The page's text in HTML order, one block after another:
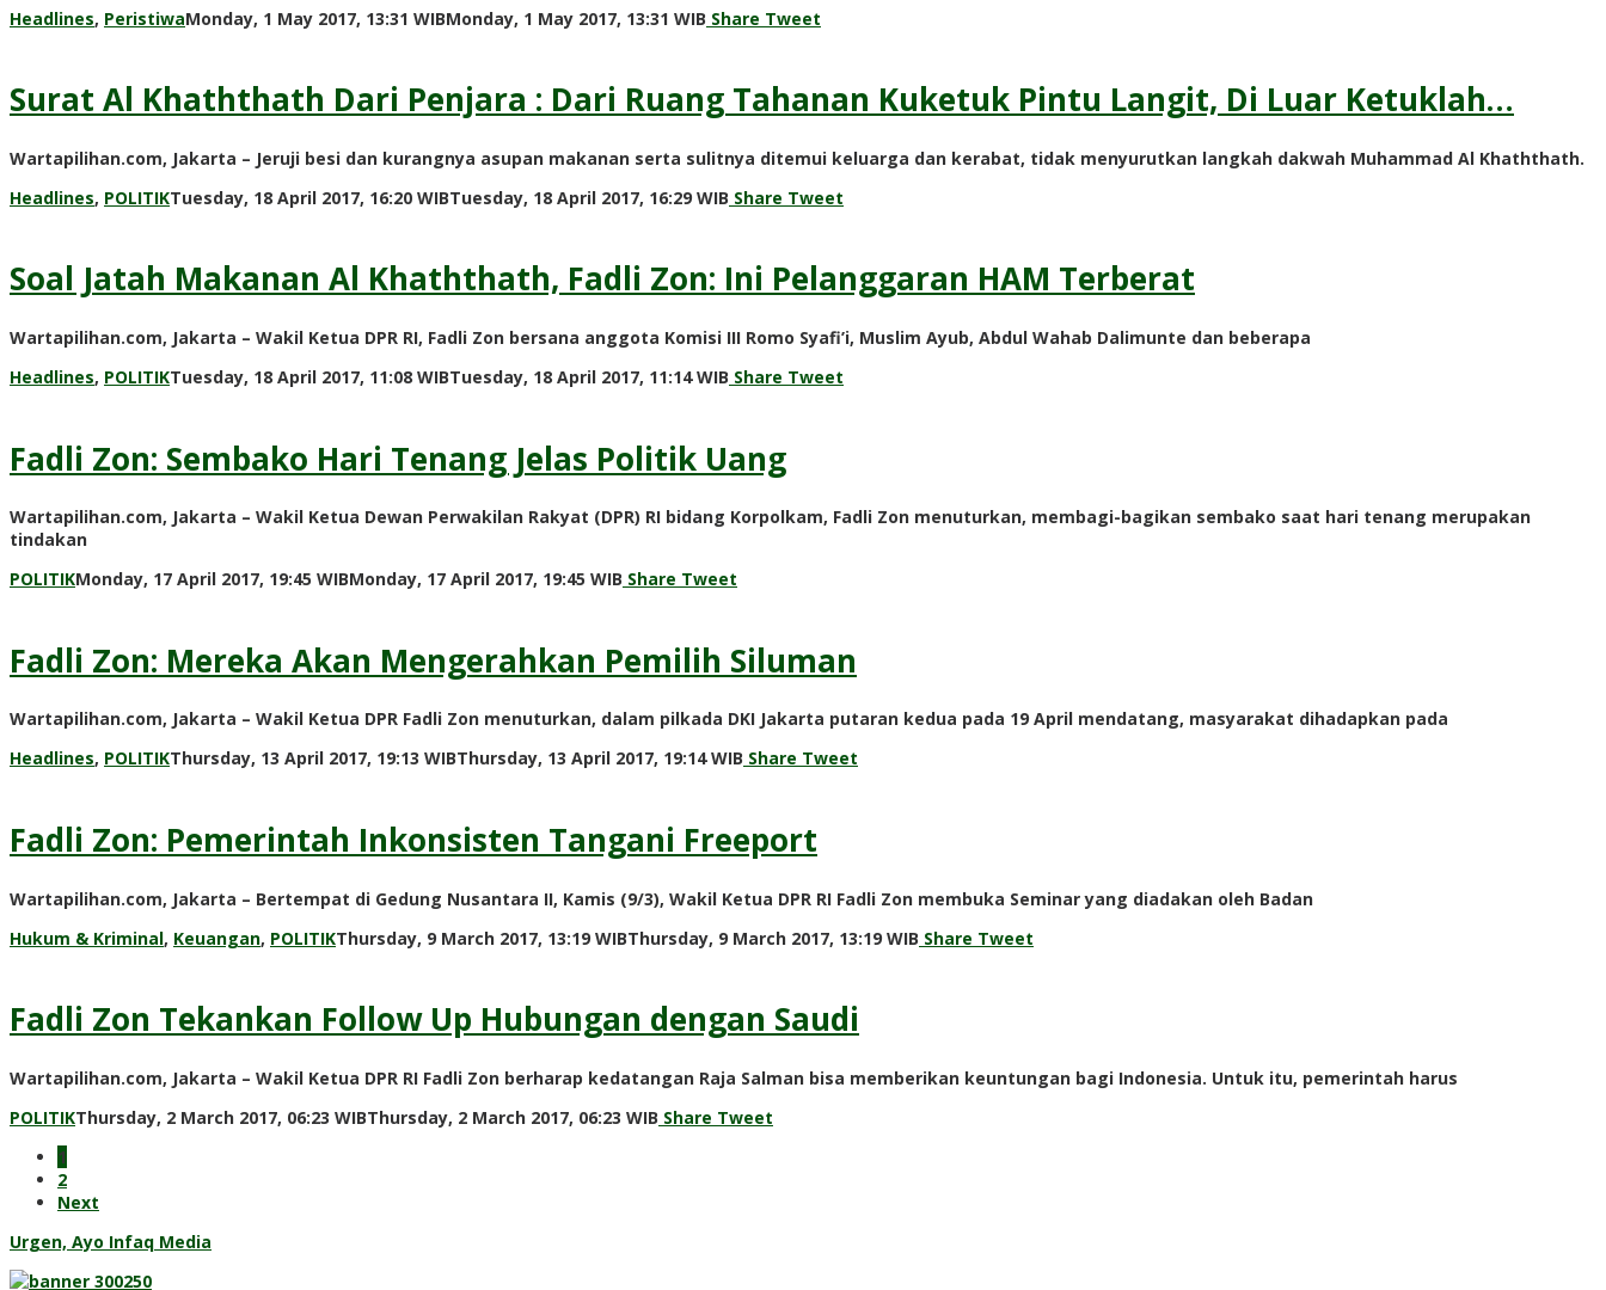
Headlines, PeristiwaMonday, 1 May 2017, 13:31 WIBMonday, 1 May 2017, 13:31 WIB by
Share Tweet
Surat Al Khaththath Dari Penjara : Dari Ruang Tahanan Kuketuk Pintu Langit, Di Luar Ketuklah…
Wartapilihan.com, Jakarta – Jeruji besi dan kurangnya asupan makanan serta sulitnya ditemui keluarga dan kerabat, tidak menyurutkan langkah dakwah Muhammad Al Khaththath.
Headlines, POLITIKTuesday, 18 April 2017, 16:20 WIBTuesday, 18 April 2017, 16:29 WIB by
Share Tweet
Soal Jatah Makanan Al Khaththath, Fadli Zon: Ini Pelanggaran HAM Terberat
Wartapilihan.com, Jakarta – Wakil Ketua DPR RI, Fadli Zon bersana anggota Komisi III Romo Syafi’i, Muslim Ayub, Abdul Wahab Dalimunte dan beberapa
Headlines, POLITIKTuesday, 18 April 2017, 11:08 WIBTuesday, 18 April 2017, 11:14 WIB by
Share Tweet
Fadli Zon: Sembako Hari Tenang Jelas Politik Uang
Wartapilihan.com, Jakarta – Wakil Ketua Dewan Perwakilan Rakyat (DPR) RI bidang Korpolkam, Fadli Zon menuturkan, membagi-bagikan sembako saat hari tenang merupakan
tindakan
POLITIKMonday, 17 April 2017, 19:45 WIBMonday, 17 April 2017, 19:45 WIB by
Share Tweet
Fadli Zon: Mereka Akan Mengerahkan Pemilih Siluman
Wartapilihan.com, Jakarta – Wakil Ketua DPR Fadli Zon menuturkan, dalam pilkada DKI Jakarta putaran kedua pada 19 April mendatang, masyarakat dihadapkan pada
Headlines, POLITIKThursday, 13 April 2017, 19:13 WIBThursday, 13 April 2017, 19:14 WIB by
Share Tweet
Fadli Zon: Pemerintah Inkonsisten Tangani Freeport
Wartapilihan.com, Jakarta – Bertempat di Gedung Nusantara II, Kamis (9/3), Wakil Ketua DPR RI Fadli Zon membuka Seminar yang diadakan oleh Badan
Hukum & Kriminal, Keuangan, POLITIKThursday, 9 March 2017, 13:19 WIBThursday, 9 March 2017, 13:19 WIB by
Share Tweet
Fadli Zon Tekankan Follow Up Hubungan dengan Saudi
Wartapilihan.com, Jakarta – Wakil Ketua DPR RI Fadli Zon berharap kedatangan Raja Salman bisa memberikan keuntungan bagi Indonesia. Untuk itu, pemerintah harus
POLITIKThursday, 2 March 2017, 06:23 WIBThursday, 2 March 2017, 06:23 WIB by
Share Tweet
1
2
Next
Urgen, Ayo Infaq Media